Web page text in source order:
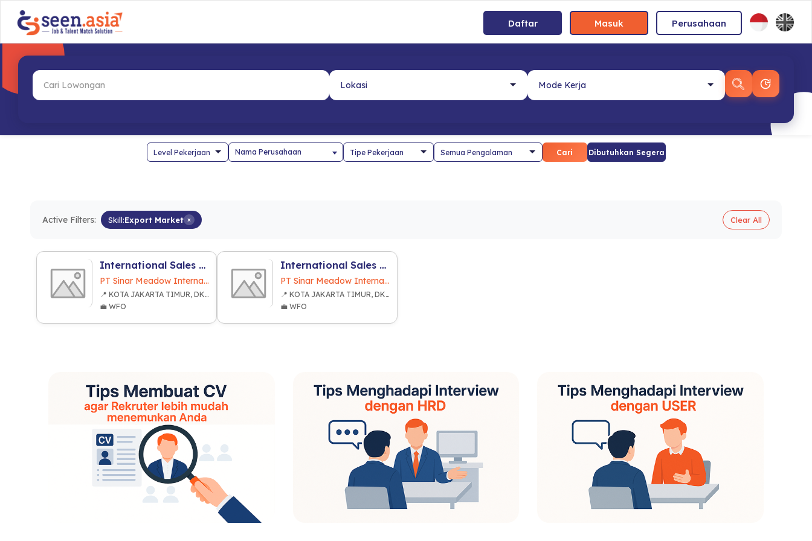
Daftar Masuk Perusahaan
Nama Perusahaan Cari Dibutuhkan Segera
Active Filters: Skill:Export Market × Clear All
International Sales Supervisor
PT Sinar Meadow International Indonesia
📍 KOTA JAKARTA TIMUR, DKI JAKARTA
💼 WFO
International Sales Supervisor
PT Sinar Meadow International Indonesia
📍 KOTA JAKARTA TIMUR, DKI JAKARTA
💼 WFO